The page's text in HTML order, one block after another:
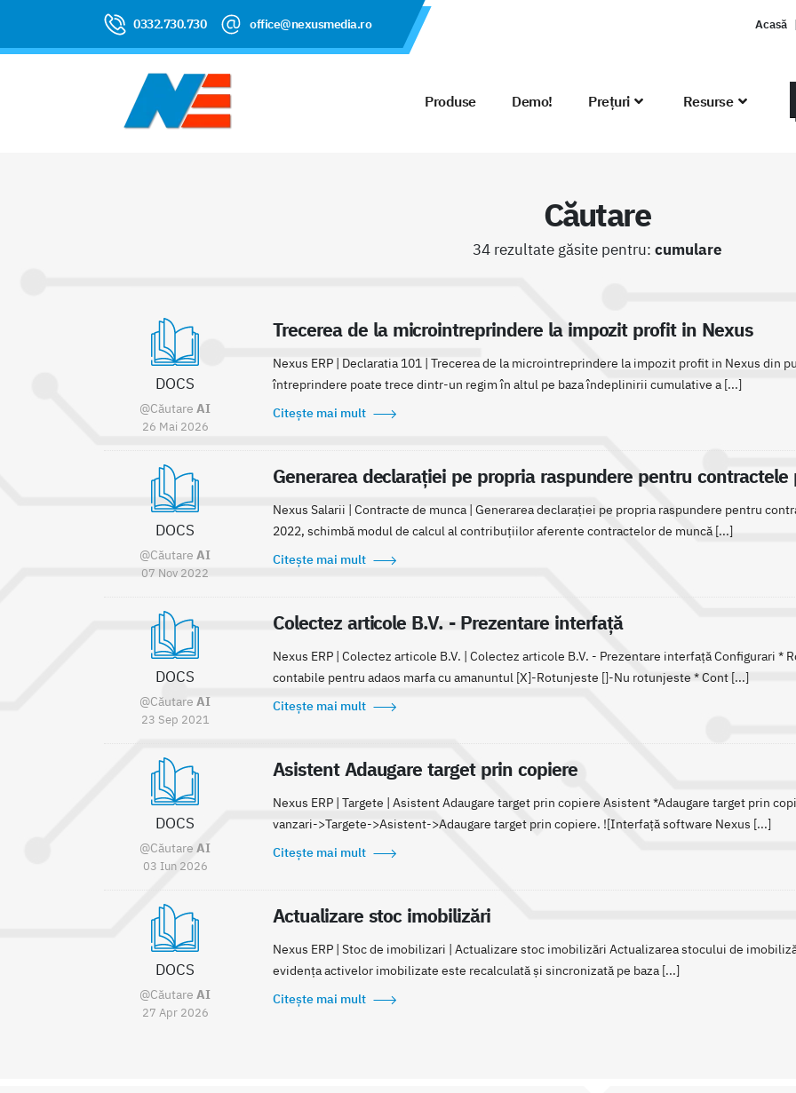
0332.730.730 office@nexusmedia.ro Acasă
Produse Demo! Prețuri Resurse
Căutare
34 rezultate găsite pentru: cumulare
DOCS
@Căutare AI
26 Mai 2026
Trecerea de la microintreprindere la impozit profit in Nexus
Nexus ERP | Declaratia 101 | Trecerea de la microintreprindere la impozit profit in Nexus din
întreprindere poate trece dintr-un regim în altul pe baza îndeplinirii cumulative a [...]
Citește mai mult
DOCS
@Căutare AI
07 Nov 2022
Generarea declarației pe propria raspundere pentru
Nexus Salarii | Contracte de munca | Generarea declarației pe propria raspundere pentru
2022, schimbă modul de calcul al contribuțiilor aferente contractelor de muncă [...]
Citește mai mult
DOCS
@Căutare AI
23 Sep 2021
Colectez articole B.V. - Prezentare interfață
Nexus ERP | Colectez articole B.V. | Colectez articole B.V. - Prezentare interfață Configurari
contabile pentru adaos marfa cu amanuntul [X]-Rotunjeste []-Nu rotunjeste * Cont [...]
Citește mai mult
DOCS
@Căutare AI
03 Iun 2026
Asistent Adaugare target prin copiere
Nexus ERP | Targete | Asistent Adaugare target prin copiere Asistent *Adaugare target prin
vanzari->Targete->Asistent->Adaugare target prin copiere. ![Interfață software Nexus [...]
Citește mai mult
DOCS
@Căutare AI
27 Apr 2026
Actualizare stoc imobilizări
Nexus ERP | Stoc de imobilizari | Actualizare stoc imobilizări Actualizarea stocului de
evidența activelor imobilizate este recalculată și sincronizată pe baza [...]
Citește mai mult